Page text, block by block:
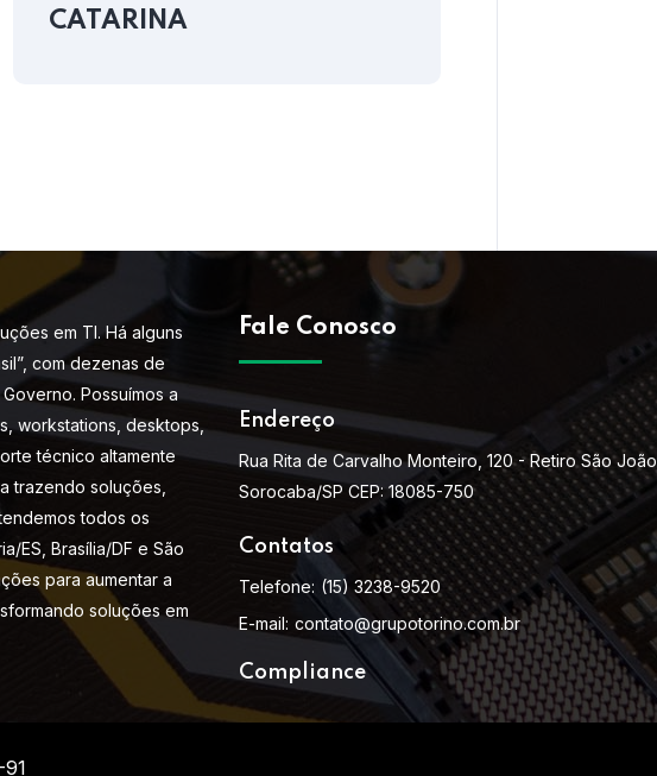
CATARINA
em TI. Há alguns
com dezenas de
Possuímos a
workstations, desktops,
técnico altamente
trazendo soluções,
todos os
ES, Brasília/DF e São
para aumentar a
soluções em
Fale Conosco
Endereço
Rua Rita de Carvalho Monteiro, 120 - Retiro São João
Sorocaba/SP CEP: 18085-750
Contatos
Telefone: (15) 3238-9520
E-mail: contato@grupotorino.com.br
Compliance